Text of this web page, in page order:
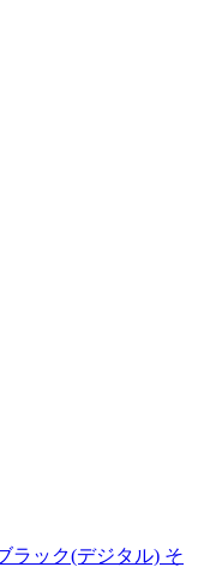
ラック(デジタル) そ